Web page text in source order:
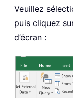
Veuillez
puis cliquez
d’écran :